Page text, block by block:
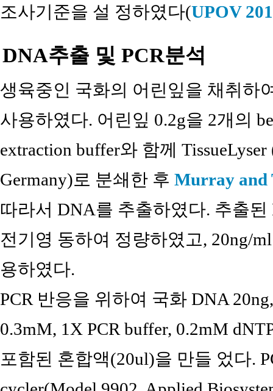
조사기준을 설 정하였다(UPOV
DNA추출 및 PCR분석
생육중인 국화의 어린잎을 채취하
사용하였다. 어린잎 0.2g을 2개의
extraction buffer와 함께
Germany)로 분쇄한 후 Murray and
따라서 DNA를 추출하였다. 추출된
전기영 동하여 정량하였고, 20ng/
용하였다.
PCR 반응을 위하여 국화 DNA
0.3mM, 1X PCR buffer, 0.2mM
포함된 혼합액(20ul)을 만들 었다.